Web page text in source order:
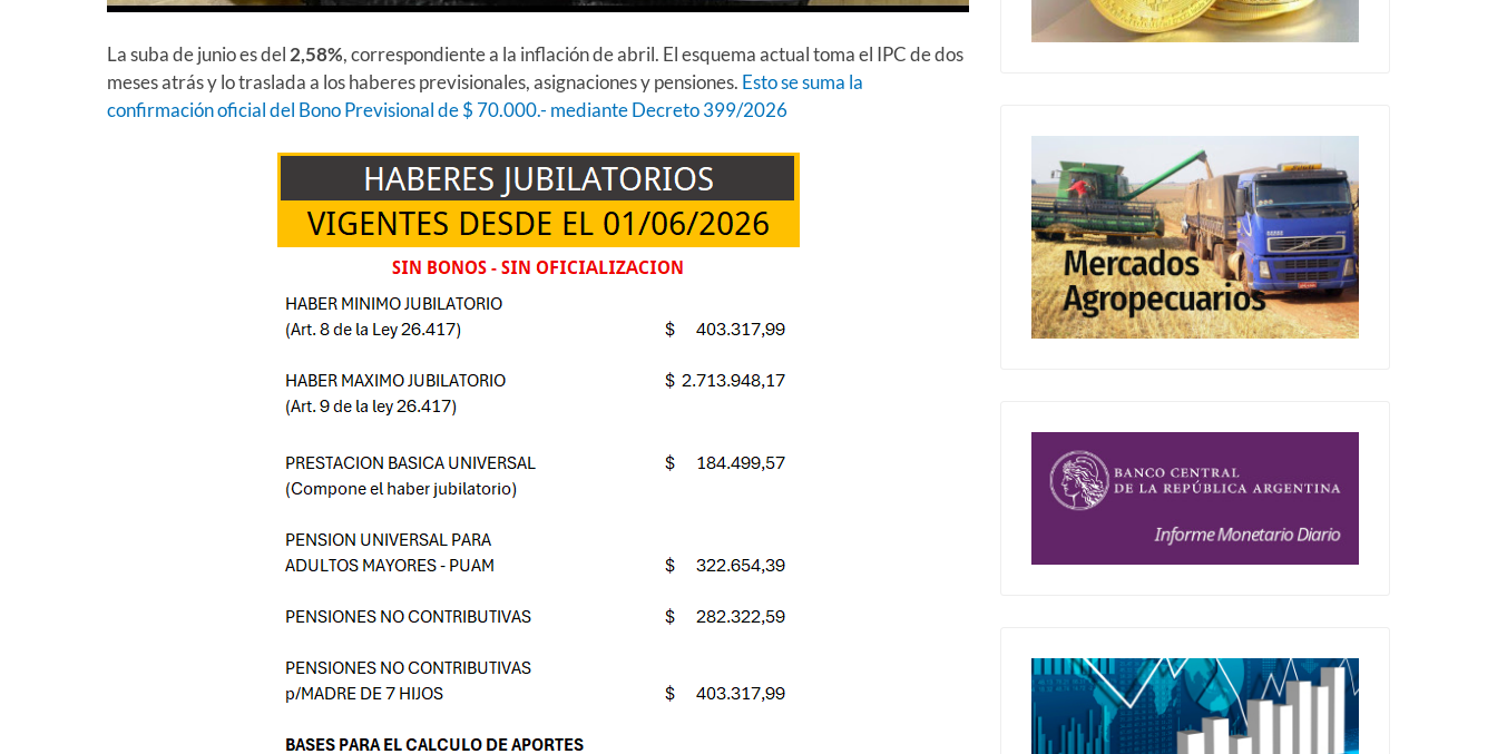
La suba de junio es del 2,58%, correspondiente a la inflación de abril. El esquema actual toma el IPC de dos
meses atrás y lo traslada a los haberes previsionales, asignaciones y pensiones. Esto se suma la
confirmación oficial del Bono Previsional de $ 70.000.- mediante Decreto 399/2026